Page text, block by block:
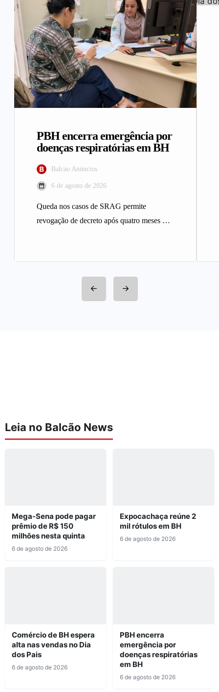
PBH encerra emergência por
doenças respiratórias em BH
Balcao Anúncios
6 de agosto de 2026
Queda nos casos de SRAG permite
revogação de decreto após quatro meses A
Leia no Balcão News
Mega-Sena pode pagar
prêmio de R$ 150
milhões nesta quinta
6 de agosto de 2026
Expocachaça reúne 2
mil rótulos em BH
6 de agosto de 2026
Comércio de BH espera
alta nas vendas no Dia
dos Pais
6 de agosto de 2026
PBH encerra
emergência por
doenças respiratórias
em BH
6 de agosto de 2026